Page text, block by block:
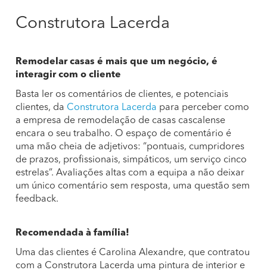
Construtora Lacerda
Remodelar casas é mais que um negócio, é
interagir com o cliente
Basta ler os comentários de clientes, e potenciais
clientes, da Construtora Lacerda para perceber como
a empresa de remodelação de casas cascalense
encara o seu trabalho. O espaço de comentário é
uma mão cheia de adjetivos: “pontuais, cumpridores
de prazos, profissionais, simpáticos, um serviço cinco
estrelas”. Avaliações altas com a equipa a não deixar
um único comentário sem resposta, uma questão sem
feedback.
Recomendada à família!
Uma das clientes é Carolina Alexandre, que contratou
com a Construtora Lacerda uma pintura de interior e